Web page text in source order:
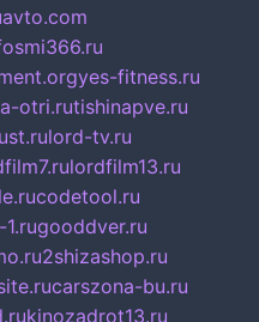
smi366.ru
yes-fitness.ru
otri.rutishinapve.ru
lord-tv.ru
lordfilm13.ru
codetool.ru
gooddver.ru
2shizashop.ru
carszona-bu.ru
kinozadrot13.ru